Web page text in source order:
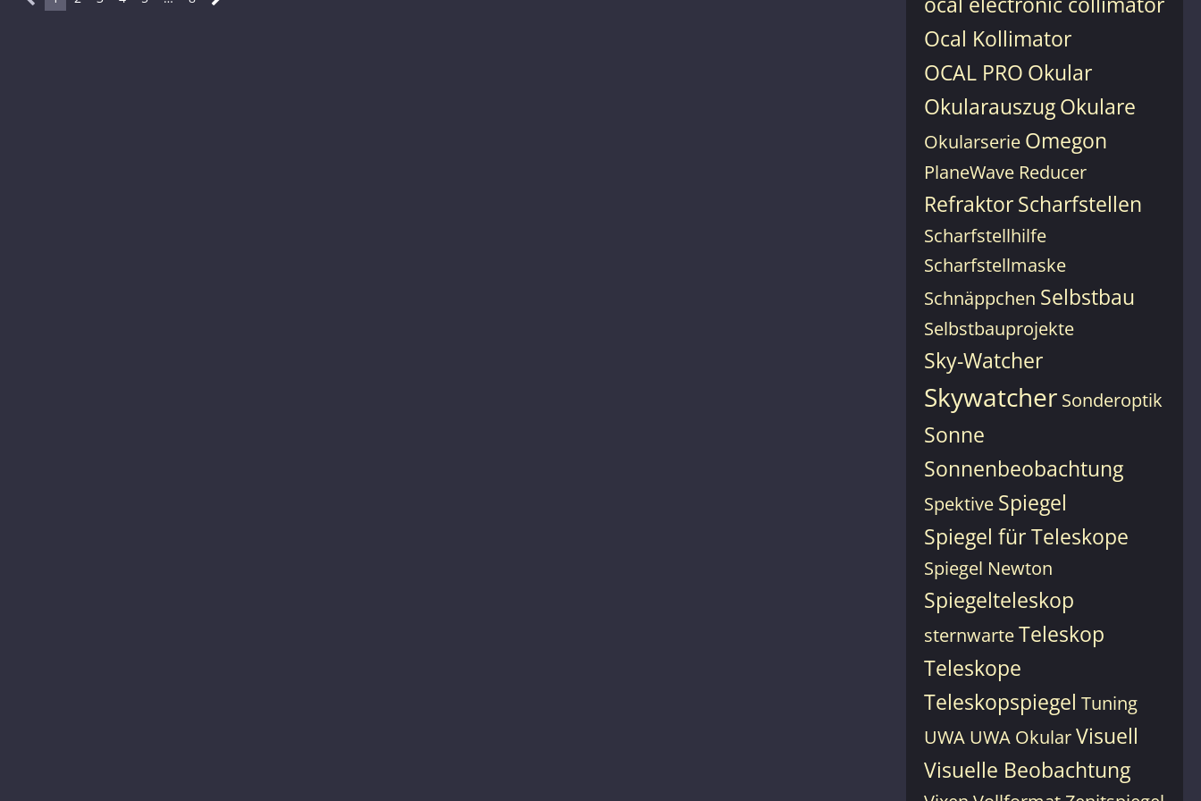
Ocal Kollimator
OCAL PRO Okular
OkularauszugOkulare
Okularserie Omegon
PlaneWave Reducer
RefraktorScharfstellen
Scharfstellhilfe
Scharfstellmaske
Schnäppchen Selbstbau
Selbstbauprojekte
Sky-Watcher
Skywatcher Sonderoptik
Sonne
Sonnenbeobachtung
Spektive Spiegel
Spiegel für Teleskope
Spiegel Newton
Spiegelteleskop
sternwarteTeleskop
Teleskope
Teleskopspiegel Tuning
UWA UWA OkularVisuell
Visuelle Beobachtung